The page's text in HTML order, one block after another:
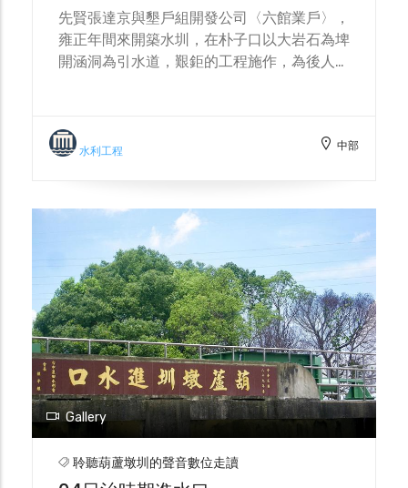
先賢張達京與墾戶組開發公司〈六館業戶〉，
雍正年間來開築水圳，在朴子口以大岩石為埤
開涵洞為引水道，艱鉅的工程施作，為後人開
每年祭祀已示飲水思源之意，碑文上有葫蘆墩
圳歷史介紹，為地方留下農田水利發展過程。
水利工程 中部
Gallery
聆聽葫蘆墩圳的聲音數位走讀